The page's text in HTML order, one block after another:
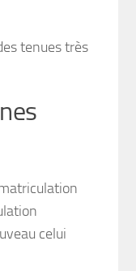
tenues très
celui